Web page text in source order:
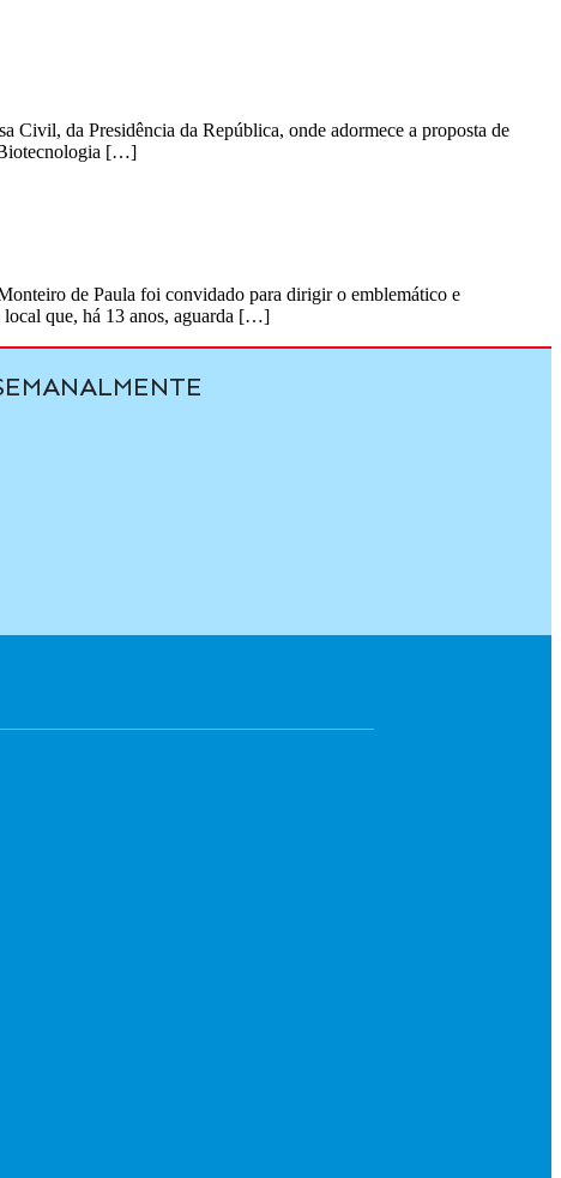
Civil, da Presidência da República, onde adormece a proposta de
Biotecnologia […]
de Paula foi convidado para dirigir o emblemático e
local que, há 13 anos, aguarda […]